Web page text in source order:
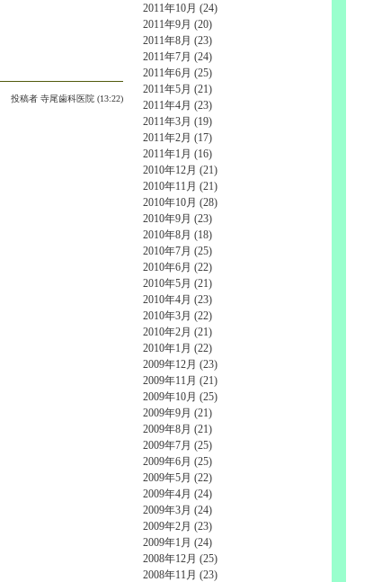
投稿者寺尾歯科医院 (13:22)
2011年10月 (24)
2011年9月 (20)
2011年8月 (23)
2011年7月 (24)
2011年6月 (25)
2011年5月 (21)
2011年4月 (23)
2011年3月 (19)
2011年2月 (17)
2011年1月 (16)
2010年12月 (21)
2010年11月 (21)
2010年10月 (28)
2010年9月 (23)
2010年8月 (18)
2010年7月 (25)
2010年6月 (22)
2010年5月 (21)
2010年4月 (23)
2010年3月 (22)
2010年2月 (21)
2010年1月 (22)
2009年12月 (23)
2009年11月 (21)
2009年10月 (25)
2009年9月 (21)
2009年8月 (21)
2009年7月 (25)
2009年6月 (25)
2009年5月 (22)
2009年4月 (24)
2009年3月 (24)
2009年2月 (23)
2009年1月 (24)
2008年12月 (25)
2008年11月 (23)